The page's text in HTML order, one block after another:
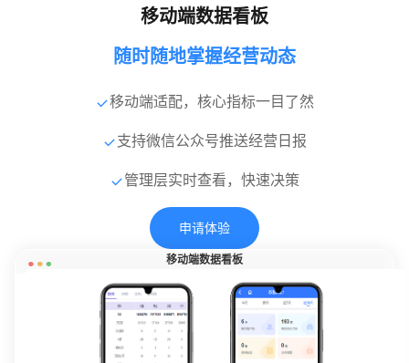
移动端数据看板
随时随地掌握经营动态
移动端适配，核心指标一目了然
支持微信公众号推送经营日报
管理层实时查看，快速决策
申请体验
移动端数据看板